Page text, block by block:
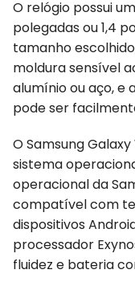
O relógio possui
polegadas ou 1,4
tamanho
moldura sensível
alumínio ou aço, e
pode ser
O Samsung
sistema
operacional da
compatível com
dispositivos
processador
fluidez e bateria